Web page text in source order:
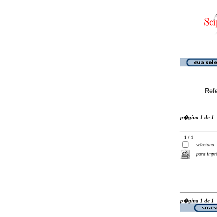
p�gina 1 de 1
1 / 1
seleciona
para
p�gina 1 de 1